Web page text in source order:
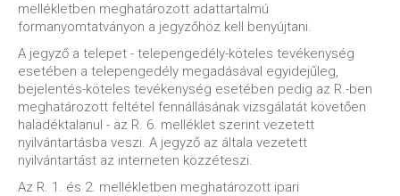
mellékletben meghatározott adattartalmú
formanyomtatványon a jegyzőhöz kell benyújtani.
A jegyző a telepet - telepengedély-köteles tevékenység
esetében a telepengedély megadásával egyidejűleg,
bejelentés-köteles tevékenység esetében pedig az R.-ben
meghatározott feltétel fennállásának vizsgálatát követően
haladéktalanul - az R. 6. melléklet szerint vezetett
nyilvántartásba veszi. A jegyző az általa vezetett
nyilvántartást az interneten közzéteszi.
Az R. 1. és 2. mellékletben meghatározott ipari